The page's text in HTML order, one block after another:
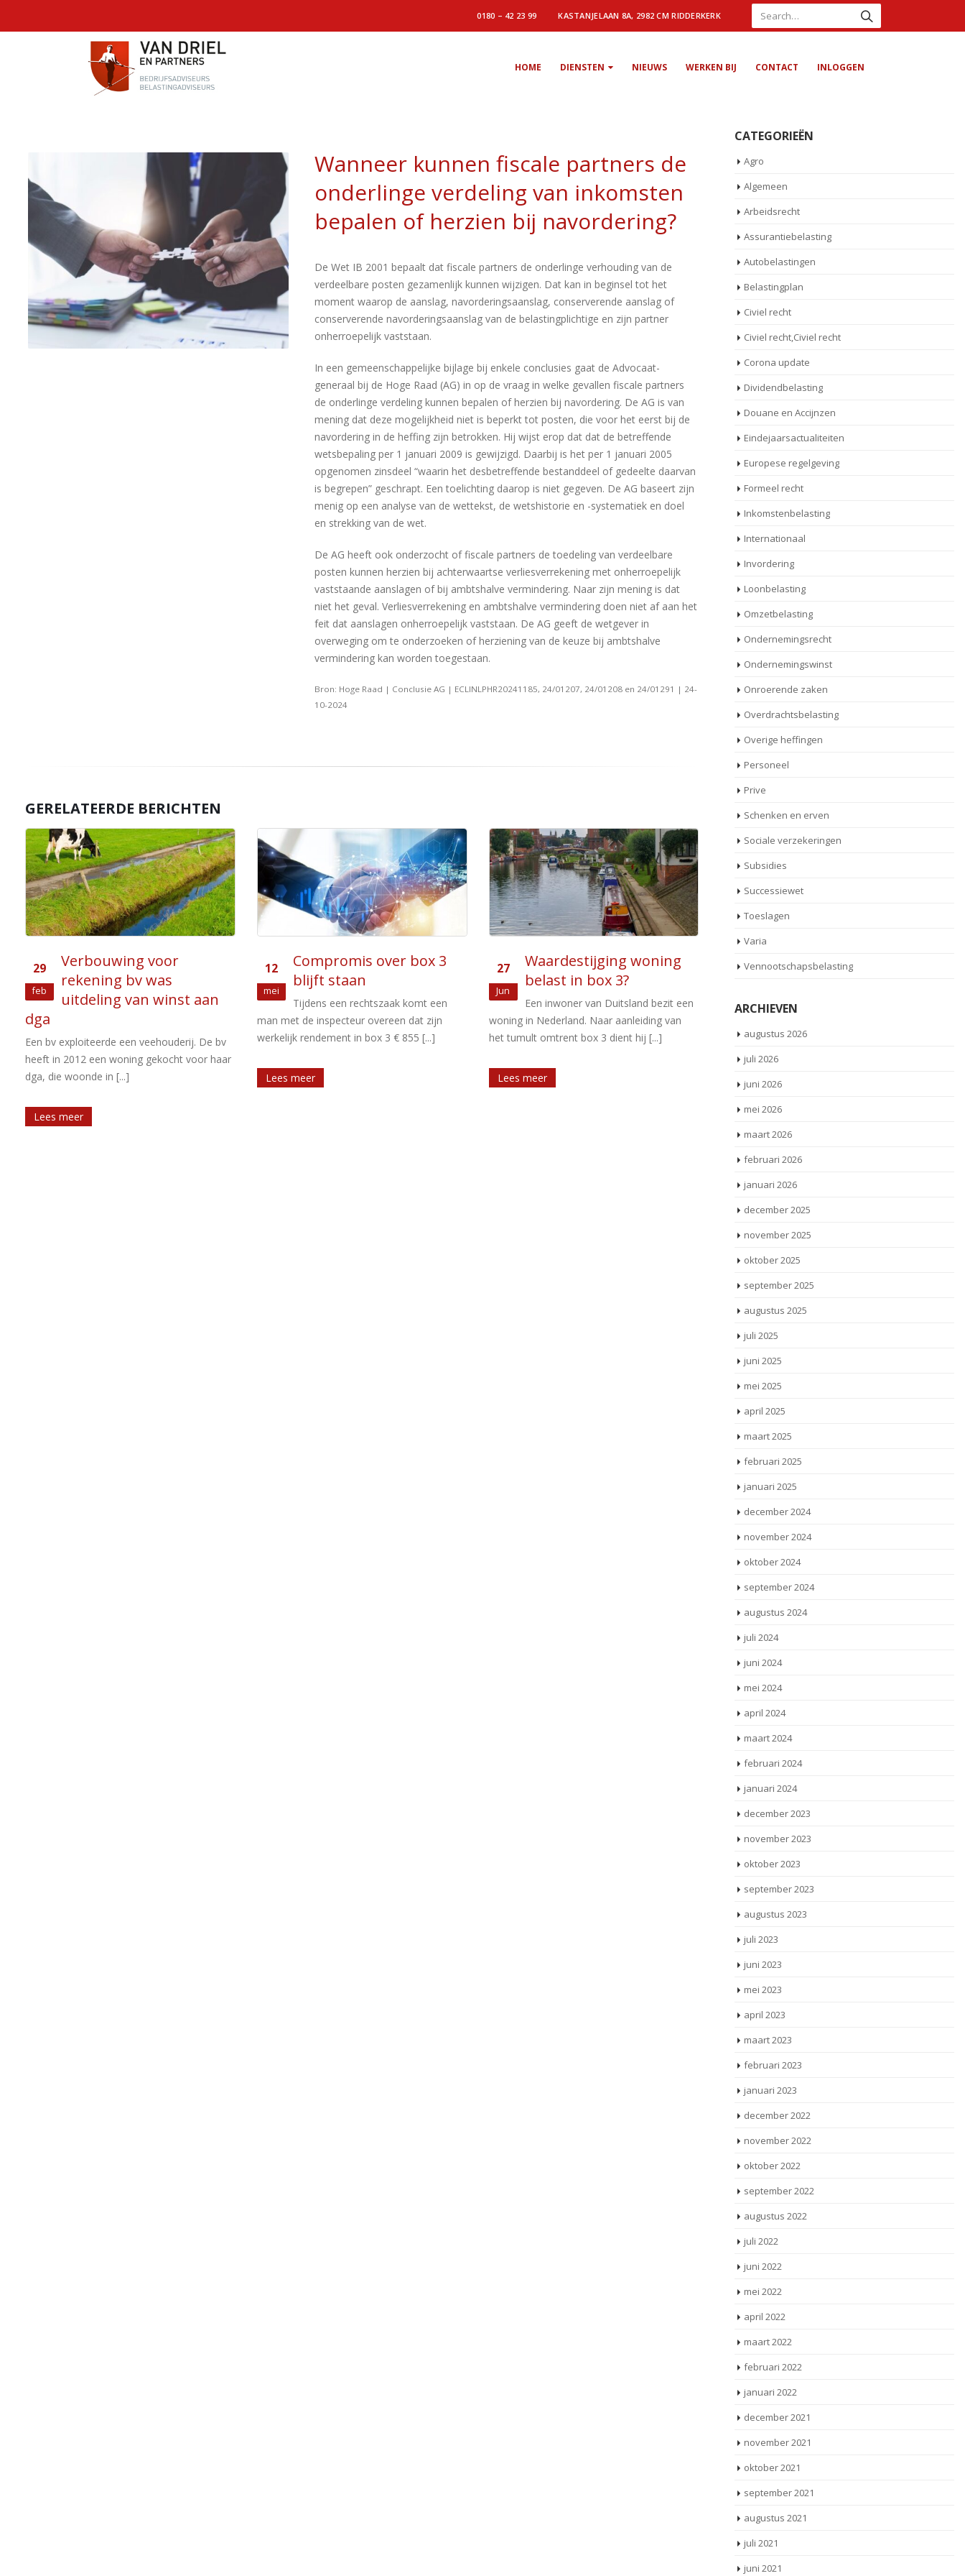
0180 – 42 23 99 KASTANJELAAN 8A, 2982 CM RIDDERKERK
HOME DIENSTEN NIEUWS WERKEN BIJ CONTACT INLOGGEN
Wanneer kunnen fiscale partners de
onderlinge verdeling van inkomsten
bepalen of herzien bij navordering?
De Wet IB 2001 bepaalt dat fiscale partners de onderlinge verhouding van de
verdeelbare posten gezamenlijk kunnen wijzigen. Dat kan in beginsel tot het
moment waarop de aanslag, navorderingsaanslag, conserverende aanslag of
conserverende navorderingsaanslag van de belastingplichtige en zijn partner
onherroepelijk vaststaan.
In een gemeenschappelijke bijlage bij enkele conclusies gaat de Advocaat-
generaal bij de Hoge Raad (AG) in op de vraag in welke gevallen fiscale partners
de onderlinge verdeling kunnen bepalen of herzien bij navordering. De AG is van
mening dat deze mogelijkheid niet is beperkt tot posten, die voor het eerst bij de
navordering in de heffing zijn betrokken. Hij wijst erop dat dat de betreffende
wetsbepaling per 1 januari 2009 is gewijzigd. Daarbij is het per 1 januari 2005
opgenomen zinsdeel “waarin het desbetreffende bestanddeel of gedeelte daarvan
is begrepen” geschrapt. Een toelichting daarop is niet gegeven. De AG baseert zijn
menig op een analyse van de wettekst, de wetshistorie en -systematiek en doel
en strekking van de wet.
De AG heeft ook onderzocht of fiscale partners de toedeling van verdeelbare
posten kunnen herzien bij achterwaartse verliesverrekening met onherroepelijk
vaststaande aanslagen of bij ambtshalve vermindering. Naar zijn mening is dat
niet het geval. Verliesverrekening en ambtshalve vermindering doen niet af aan het
feit dat aanslagen onherroepelijk vaststaan. De AG geeft de wetgever in
overweging om te onderzoeken of herziening van de keuze bij ambtshalve
vermindering kan worden toegestaan.
Bron: Hoge Raad | Conclusie AG | ECLINLPHR20241185, 24/01207, 24/01208 en 24/01291 | 24-
10-2024
GERELATEERDE BERICHTEN
12
mei
Compromis over box 3
blijft staan
Tijdens een rechtszaak komt een
man met de inspecteur overeen dat zijn
werkelijk rendement in box 3 € 855 [...]
Lees meer
27
Jun
Waardestijging woning
belast in box 3?
Een inwoner van Duitsland bezit een
woning in Nederland. Naar aanleiding van
het tumult omtrent box 3 dient hij [...]
Lees meer
10
apr
Lagere boete door
vrijwillige inkeer en
volledige medewerking
Een consultant met de Italiaanse nationaliteit
meldt vrijwillig dat hij over 2010-2016 niet
aangegeven. [...]
05
Het verzwijgen van
liep verkeerd af
blijft actief door spinninglessen te geven in
een sportschool. De inkomsten uit deze [...]
CATEGORIEËN
Agro
Algemeen
Arbeidsrecht
Assurantiebelasting
Autobelastingen
Belastingplan
Civiel recht
Civiel recht,Civiel recht
Corona update
Dividendbelasting
Douane en Accijnzen
Eindejaarsactualiteiten
Europese regelgeving
Formeel recht
Inkomstenbelasting
Internationaal
Invordering
Loonbelasting
Omzetbelasting
Ondernemingsrecht
Ondernemingswinst
Onroerende zaken
Overdrachtsbelasting
Overige heffingen
Personeel
Prive
Schenken en erven
Sociale verzekeringen
Subsidies
Successiewet
Toeslagen
Varia
Vennootschapsbelasting
ARCHIEVEN
augustus 2026
juli 2026
juni 2026
mei 2026
maart 2026
februari 2026
januari 2026
december 2025
november 2025
oktober 2025
september 2025
augustus 2025
juli 2025
juni 2025
mei 2025
april 2025
maart 2025
februari 2025
januari 2025
december 2024
november 2024
oktober 2024
september 2024
augustus 2024
juli 2024
juni 2024
mei 2024
april 2024
maart 2024
februari 2024
januari 2024
december 2023
november 2023
oktober 2023
september 2023
augustus 2023
juli 2023
juni 2023
mei 2023
april 2023
maart 2023
februari 2023
januari 2023
december 2022
november 2022
oktober 2022
september 2022
augustus 2022
juli 2022
juni 2022
mei 2022
april 2022
maart 2022
februari 2022
januari 2022
december 2021
november 2021
oktober 2021
september 2021
augustus 2021
juli 2021
juni 2021